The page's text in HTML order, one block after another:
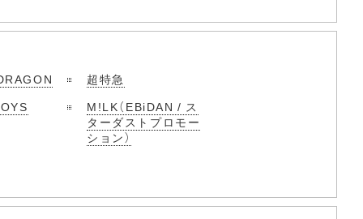
超特急
M!LK（EBiDAN / ス
ターダストプロモー
ション）